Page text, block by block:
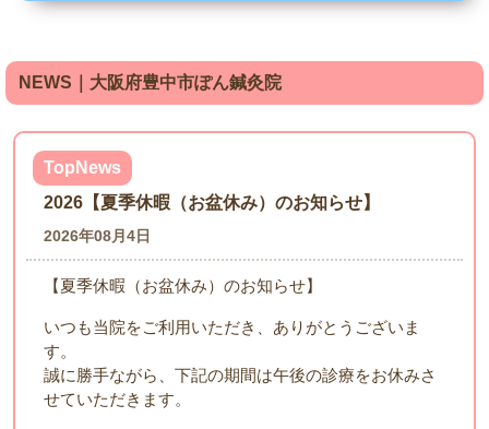
NEWS｜大阪府豊中市ぽん鍼灸院
TopNews
2026【夏季休暇（お盆休み）のお知らせ】
2026年08月4日
【夏季休暇（お盆休み）のお知らせ】
いつも当院をご利用いただき、ありがとうございま
す。
誠に勝手ながら、下記の期間は午後の診療をお休みさ
せていただきます。